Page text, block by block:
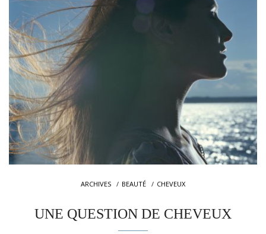
ARCHIVES BEAUTÉ CHEVEUX
UNE QUESTION DE CHEVEUX